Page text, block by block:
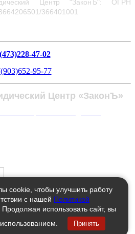
Центр "ЗаконЪ": ОГРН
366401001
47-02
95-77
Центр «ЗаконЪ»
cookie, чтобы улучшить работу
с нашей Политикой
. Продолжая использовать сайт, вы
Принять